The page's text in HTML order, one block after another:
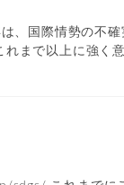
、国際情勢の不
れまで以上に強く